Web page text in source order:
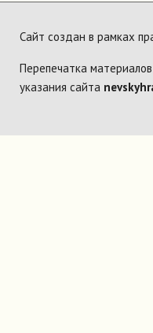
Сайт создан в рамках
Перепечатка
указания сайта